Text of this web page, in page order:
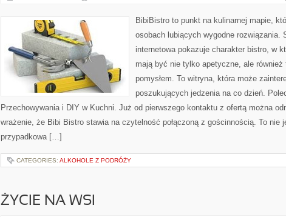
AKCESORIA
BibiBistro to punkt na kulinarnej mapie,
osobach lubiących wygodne rozwiązania.
internetowa pokazuje charakter bistro, w
mają być nie tylko apetyczne, ale również
pomysłem. To witryna, która może
poszukujących jedzenia na co dzień.
Przechowywania i DIY w Kuchni. Już od pierwszego kontaktu z ofertą można
wrażenie, że Bibi Bistro stawia na czytelność połączoną z gościnnością. To nie
przypadkowa […]
CATEGORIES: ALKOHOLE Z PODRÓŻY
ŻYCIE NA WSI